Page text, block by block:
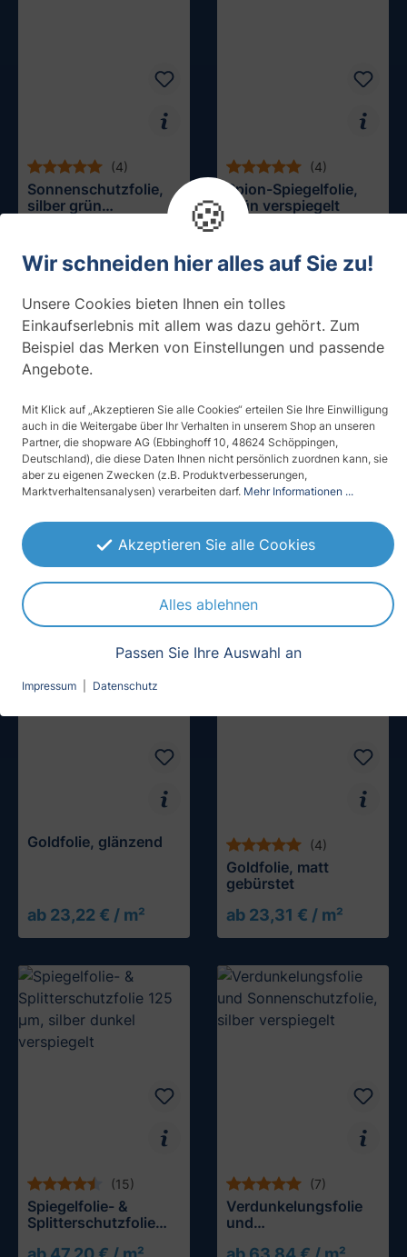
(4)
Sonnenschutzfolie,
silber grün
(4)
Spion-Spiegelfolie,
grün verspiegelt
Sonnenschutzfolie,
selbsthaftend, Mesh-
Optik
selbsthaftend, Mesh-
Goldfolie, glänzend
ab 23,22 € / m²
(4)
Goldfolie, matt
gebürstet
ab 23,31 € / m²
(15)
Spiegelfolie- &
Splitterschutzfolie
(7)
Verdunkelungsfolie
und
🍪
Wir schneiden hier alles auf Sie zu!
Unsere Cookies bieten Ihnen ein tolles
Einkaufserlebnis mit allem was dazu gehört. Zum
Beispiel das Merken von Einstellungen und passende
Angebote.
Mit Klick auf „Akzeptieren Sie alle Cookies“ erteilen Sie Ihre Einwilligung
auch in die Weitergabe über Ihr Verhalten in unserem Shop an unseren
Partner, die shopware AG (Ebbinghoff 10, 48624 Schöppingen,
Deutschland), die diese Daten Ihnen nicht persönlich zuordnen kann, sie
aber zu eigenen Zwecken (z.B. Produktverbesserungen,
Marktverhaltensanalysen) verarbeiten darf. Mehr Informationen ...
Akzeptieren Sie alle Cookies
Alles ablehnen
Passen Sie Ihre Auswahl an
Impressum Datenschutz